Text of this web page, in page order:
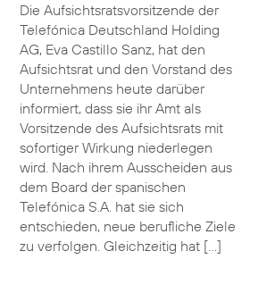
Die Aufsichtsratsvorsitzende der
Telefónica Deutschland Holding
AG, Eva Castillo Sanz, hat den
Aufsichtsrat und den Vorstand des
Unternehmens heute darüber
informiert, dass sie ihr Amt als
Vorsitzende des Aufsichtsrats mit
sofortiger Wirkung niederlegen
wird. Nach ihrem Ausscheiden aus
dem Board der spanischen
Telefónica S.A. hat sie sich
entschieden, neue berufliche Ziele
zu verfolgen. Gleichzeitig hat […]